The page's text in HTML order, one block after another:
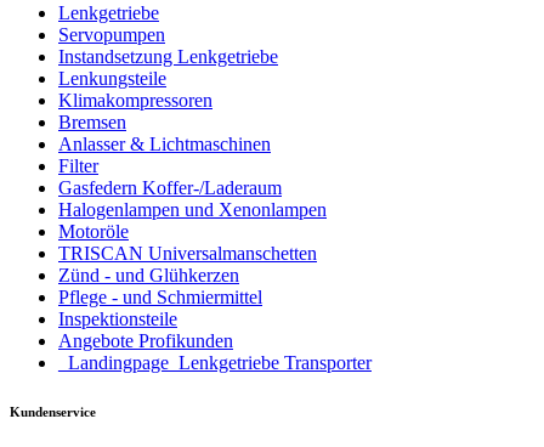
Lenkgetriebe
Servopumpen
Instandsetzung Lenkgetriebe
Lenkungsteile
Klimakompressoren
Bremsen
Anlasser & Lichtmaschinen
Filter
Gasfedern Koffer-/Laderaum
Halogenlampen und Xenonlampen
Motoröle
TRISCAN Universalmanschetten
Zünd - und Glühkerzen
Pflege - und Schmiermittel
Inspektionsteile
Angebote Profikunden
_Landingpage_Lenkgetriebe Transporter
Kundenservice